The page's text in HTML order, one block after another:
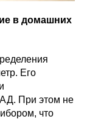
в домашних
Его
АД. При этом не
что